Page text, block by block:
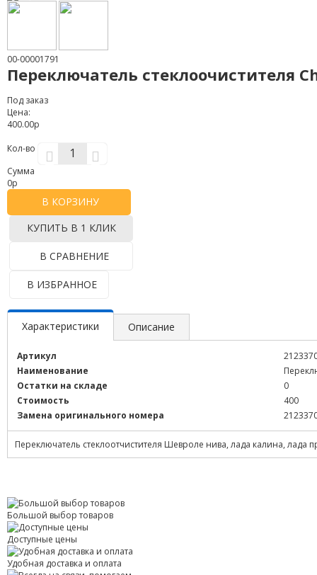
00-00001791
Переключатель стеклоочистителя
Под заказ
Цена:
400.00р
Кол-во
Сумма
0р
В КОРЗИНУ
КУПИТЬ В 1 КЛИК
В СРАВНЕНИЕ
В ИЗБРАННОЕ
Характеристики Описание
Артикул
Наименование
Остатки на складе
0
Стоимость
400
Замена оригинального номера
Переключатель стеклоотчистителя Шевроле нива, лада калина, лада
Большой выбор товаров
Доступные цены
Удобная доставка и оплата